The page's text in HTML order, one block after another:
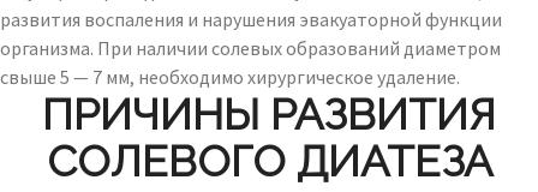
развития воспаления и нарушения эвакуаторной функции
организма. При наличии солевых образований диаметром
свыше 5 — 7 мм, необходимо хирургическое удаление.
ПРИЧИНЫ РАЗВИТИЯ
СОЛЕВОГО ДИАТЕЗА